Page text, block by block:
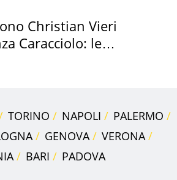
Christian Vieri
Caracciolo: le
TORINO NAPOLI
PALERMO
GENOVA
VERONA
BARI PADOVA